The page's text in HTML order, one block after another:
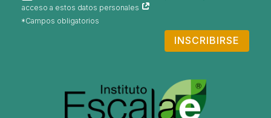
acceso a estos datos personales
INSCRIBIRSE